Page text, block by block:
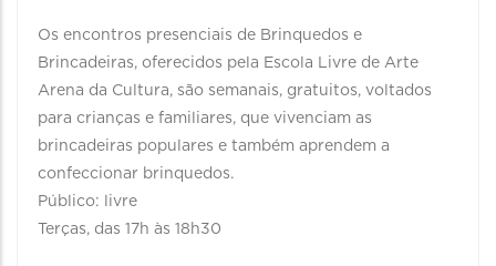
Os encontros presenciais de Brinquedos e
Brincadeiras, oferecidos pela Escola Livre de Arte
Arena da Cultura, são semanais, gratuitos, voltados
para crianças e familiares, que vivenciam as
brincadeiras populares e também aprendem a
confeccionar brinquedos.
Público: livre
Terças, das 17h às 18h30